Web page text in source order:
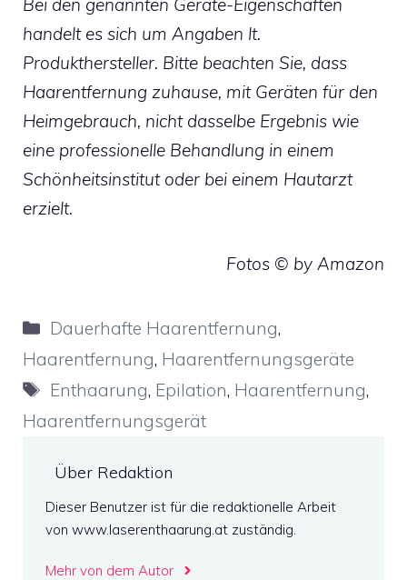
Bei den genannten Geräte-Eigenschaften
handelt es sich um Angaben lt.
Produkthersteller. Bitte beachten Sie, dass
Haarentfernung zuhause, mit Geräten für den
Heimgebrauch, nicht dasselbe Ergebnis wie
eine professionelle Behandlung in einem
Schönheitsinstitut oder bei einem Hautarzt
erzielt.
Fotos © by Amazon
Kategorien
Dauerhafte Haarentfernung,
Haarentfernung, Haarentfernungsgeräte
Schlagwörter
Enthaarung, Epilation, Haarentfernung,
Haarentfernungsgerät
Über Redaktion
Dieser Benutzer ist für die redaktionelle Arbeit
von www.laserenthaarung.at zuständig.
Mehr von dem Autor